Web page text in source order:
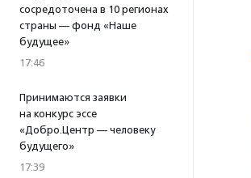
сосредоточена в 10 регионах
страны — фонд «Наше
будущее»
17:46
Принимаются заявки
на конкурс эссе
«Добро.Центр — человеку
будущего»
17:39